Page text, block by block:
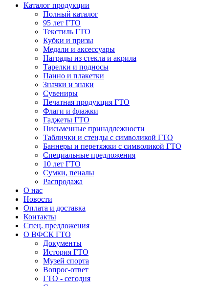
Каталог продукции
Полный каталог
95 лет ГТО
Текстиль ГТО
Кубки и призы
Медали и аксессуары
Награды из стекла и акрила
Тарелки и подносы
Панно и плакетки
Значки и знаки
Сувениры
Печатная продукция ГТО
Флаги и флажки
Гаджеты ГТО
Письменные принадлежности
Таблички и стенды с символикой ГТО
Баннеры и перетяжки с символикой ГТО
Специальные предложения
10 лет ГТО
Сумки, пеналы
Распродажа
О нас
Новости
Оплата и доставка
Контакты
Спец. предложения
О ВФСК ГТО
Документы
История ГТО
Музей спорта
Вопрос-ответ
ГТО - сегодня